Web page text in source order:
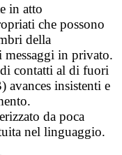
in atto
che possono
della
in privato.
contatti al di fuori
avances insistenti e
da poca
nel linguaggio.